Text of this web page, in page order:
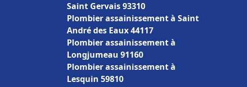
Saint Gervais 93310
Plombier assainissement à Saint
André des Eaux 44117
Plombier assainissement à
Longjumeau 91160
Plombier assainissement à
Lesquin 59810